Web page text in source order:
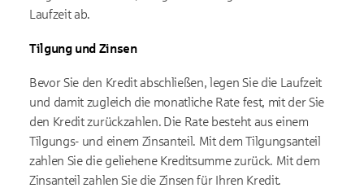
Laufzeit ab.
Tilgung und Zinsen
Bevor Sie den Kredit abschließen, legen Sie die Laufzeit
und damit zugleich die monatliche Rate fest, mit der Sie
den Kredit zurückzahlen. Die Rate besteht aus einem
Tilgungs- und einem Zinsanteil. Mit dem Tilgungsanteil
zahlen Sie die geliehene Kreditsumme zurück. Mit dem
Zinsanteil zahlen Sie die Zinsen für Ihren Kredit.